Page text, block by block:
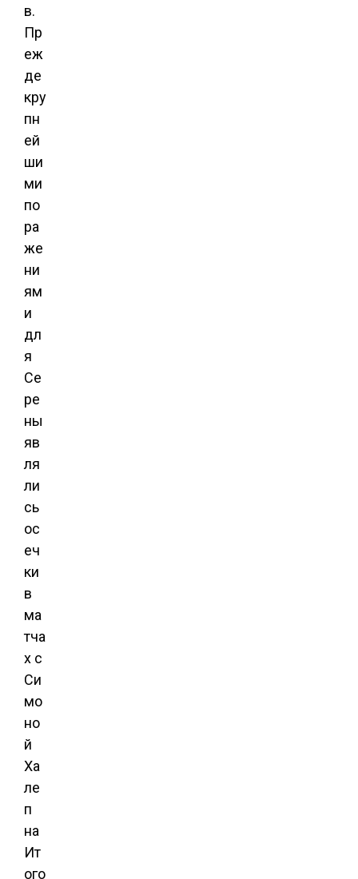
в.
Пр
еж
де
кру
пн
ей
ши
ми
по
ра
же
ни
ям
и
дл
я
Се
ре
ны
яв
ля
ли
сь
ос
еч
ки
в
ма
тча
х с
Си
мо
но
й
Ха
ле
п
на
Ит
ого